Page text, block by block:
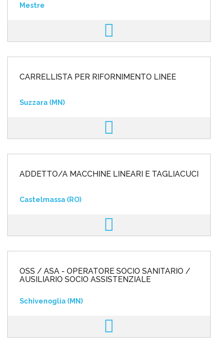
Mestre
CARRELLISTA PER RIFORNIMENTO LINEE
Suzzara (MN)
ADDETTO/A MACCHINE LINEARI E TAGLIACUCI
Castelmassa (RO)
OSS / ASA - OPERATORE SOCIO SANITARIO /
AUSILIARIO SOCIO ASSISTENZIALE
Schivenoglia (MN)